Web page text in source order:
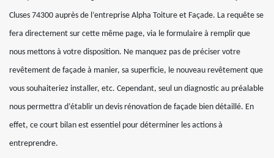
Cluses 74300 auprès de l’entreprise Alpha Toiture et Façade. La requête se
fera directement sur cette même page, via le formulaire à remplir que
nous mettons à votre disposition. Ne manquez pas de préciser votre
revêtement de façade à manier, sa superficie, le nouveau revêtement que
vous souhaiteriez installer, etc. Cependant, seul un diagnostic au préalable
nous permettra d’établir un devis rénovation de façade bien détaillé. En
effet, ce court bilan est essentiel pour déterminer les actions à
entreprendre.